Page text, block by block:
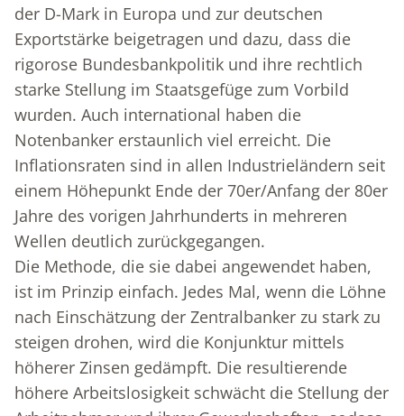
der D-Mark in Europa und zur deutschen
Exportstärke beigetragen und dazu, dass die
rigorose Bundesbankpolitik und ihre rechtlich
starke Stellung im Staatsgefüge zum Vorbild
wurden. Auch international haben die
Notenbanker erstaunlich viel erreicht. Die
Inflationsraten sind in allen Industrieländern seit
einem Höhepunkt Ende der 70er/Anfang der 80er
Jahre des vorigen Jahrhunderts in mehreren
Wellen deutlich zurückgegangen.
Die Methode, die sie dabei angewendet haben,
ist im Prinzip einfach. Jedes Mal, wenn die Löhne
nach Einschätzung der Zentralbanker zu stark zu
steigen drohen, wird die Konjunktur mittels
höherer Zinsen gedämpft. Die resultierende
höhere Arbeitslosigkeit schwächt die Stellung der